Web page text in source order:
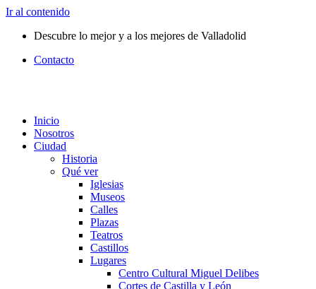
Ir al contenido
Descubre lo mejor y a los mejores de Valladolid
Contacto
Inicio
Nosotros
Ciudad
Historia
Qué ver
Iglesias
Museos
Calles
Plazas
Teatros
Castillos
Lugares
Centro Cultural Miguel Delibes
Cortes de Castilla y León